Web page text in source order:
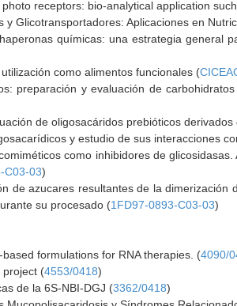
receptors: bio-analytical application
y Glicotransportadores: Aplicaciones en
químicas: una estrategia general
como alimentos funcionales (
preparación y evaluación de
de oligosacáridos prebióticos
y estudio de sus interacciones
como inhibidores de
C03-03)
de azucares resultantes de la
su procesado (1FD97-0893-C03-03)
formulations for RNA therapies. (4090/
project (4553/0418)
de la 6S-NBI-DGJ (3362/0418)